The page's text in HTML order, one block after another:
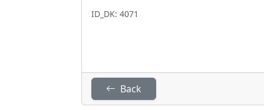
ID_DK: 4071
Back